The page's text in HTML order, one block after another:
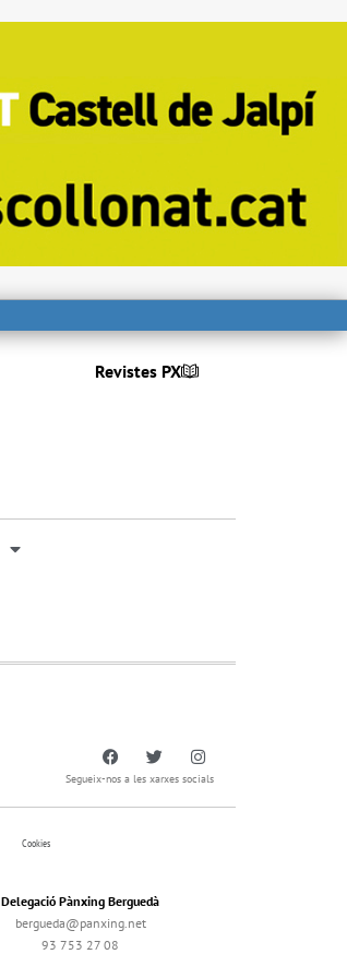
Revistes PX
Segueix-nos a les xarxes socials
Cookies
Delegació Pànxing Berguedà
bergueda@panxing.net
93 753 27 08